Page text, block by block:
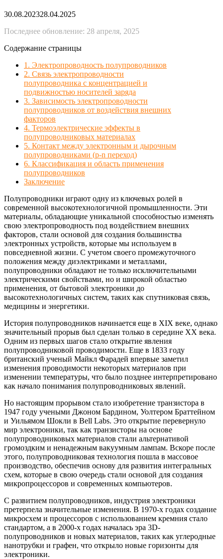
30.08.202328.04.2025
Последнее обновление: 28 апреля, 2025
Содержание страницы
1. Электропроводность полупроводников
2. Связь электропроводности
полупроводника с концентрацией и
подвижностью носителей заряда
3. Зависимость электропроводности
полупроводников от воздействия внешних
факторов
4. Термоэлектрические эффекты в
полупроводниковых материалах
5. Контакт между электронным и дырочным
полупроводниками (p-n переход)
6. Классификация и область применения
полупроводников
Заключение
Полупроводники играют одну из ключевых ролей в
современной высокотехнологичной промышленности. Эти
материалы, обладающие уникальной способностью изменять
свою электропроводность под воздействием внешних
факторов, стали основой для создания большинства
электронных устройств, которые мы используем в
повседневной жизни. С учетом своего промежуточного
положения между диэлектриками и металлами,
полупроводники обладают не только исключительными
электрическими свойствами, но и широкой областью
применения, от бытовой электроники до
высокотехнологичных систем, таких как спутниковая связь,
медицины и энергетики.
История полупроводников начинается еще в XIX веке, однако
значительный прорыв был сделан только в середине XX века.
Одним из первых шагов стало открытие явления
полупроводниковой проводимости. Еще в 1833 году
британский ученый Майкл Фарадей впервые заметил
изменения проводимости некоторых материалов при
изменении температуры, что было позднее интерпретировано
как начало понимания полупроводниковых явлений.
Но настоящим прорывом стало изобретение транзистора в
1947 году учеными Джоном Бардином, Уолтером Браттейном
и Уильямом Шокли в Bell Labs. Это открытие перевернуло
мир электроники, так как транзисторы на основе
полупроводниковых материалов стали альтернативой
громоздким и ненадежным вакуумным лампам. Вскоре после
этого, полупроводниковая технология пошла в массовое
производство, обеспечив основу для развития интегральных
схем, которые в свою очередь стали основой для создания
микропроцессоров и современных компьютеров.
С развитием полупроводников, индустрия электроники
претерпела значительные изменения. В 1970-х годах создание
микросхем и процессоров с использованием кремния стало
стандартом, а в 2000-х годах началась эра 3D-
полупроводников и новых материалов, таких как углеродные
нанотрубки и графен, что открыло новые горизонты для
электроники.